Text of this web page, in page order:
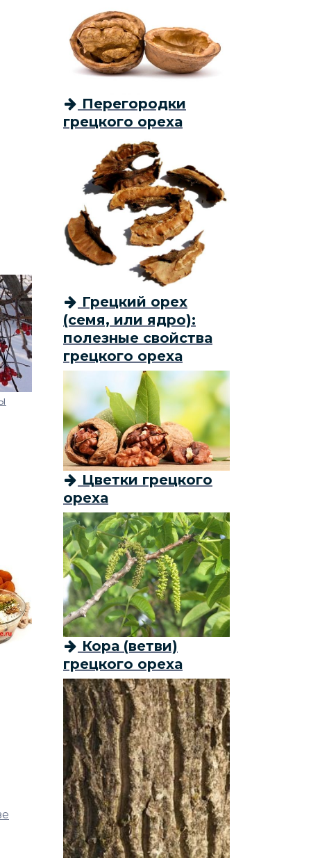
Перегородки
грецкого ореха
Грецкий орех
(семя, или ядро):
полезные свойства
грецкого ореха
Цветки грецкого
ореха
Кора (ветви)
грецкого ореха